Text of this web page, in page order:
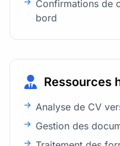
Confirmations de
bord
Ressources
Analyse de CV
Gestion des